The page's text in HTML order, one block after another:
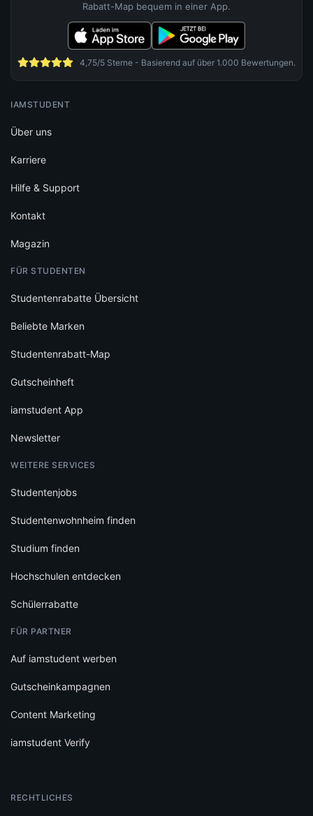
Rabatt-Map bequem in einer App.
4,75/5 Sterne - Basierend auf über 1.000 Bewertungen.
IAMSTUDENT
Über uns
Karriere
Hilfe & Support
Kontakt
Magazin
FÜR STUDENTEN
Studentenrabatte Übersicht
Beliebte Marken
Studentenrabatt-Map
Gutscheinheft
iamstudent App
Newsletter
WEITERE SERVICES
Studentenjobs
Studentenwohnheim finden
Studium finden
Hochschulen entdecken
Schülerrabatte
FÜR PARTNER
Auf iamstudent werben
Gutscheinkampagnen
Content Marketing
iamstudent Verify
RECHTLICHES